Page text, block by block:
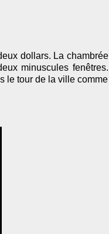
dollars. La chambrée
minuscules fenêtres.
le tour de la ville comme